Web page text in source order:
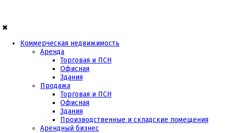
✖
Коммерческая недвижимость
Аренда
Торговая и ПСН
Офисная
Здания
Продажа
Торговая и ПСН
Офисная
Здания
Производственные и складские помещения
Арендный бизнес